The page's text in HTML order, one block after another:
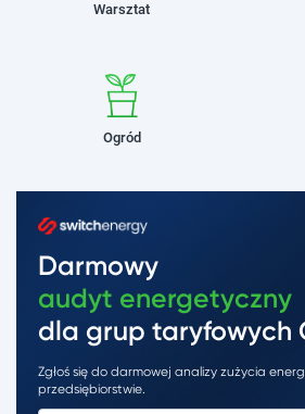
Warsztat
Ogród
Darmowy
audyt energetyczny
dla grup taryfowych
Zgłoś się do darmowej analizy zużycia
przedsiębiorstwie.